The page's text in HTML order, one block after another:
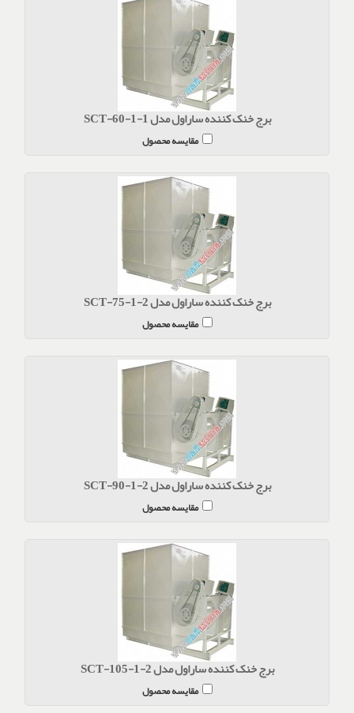
برج خنک کننده ساراول مدل SCT-60-1-1
مقایسه محصول
برج خنک کننده ساراول مدل SCT-75-1-2
مقایسه محصول
برج خنک کننده ساراول مدل SCT-90-1-2
مقایسه محصول
برج خنک کننده ساراول مدل SCT-105-1-2
مقایسه محصول